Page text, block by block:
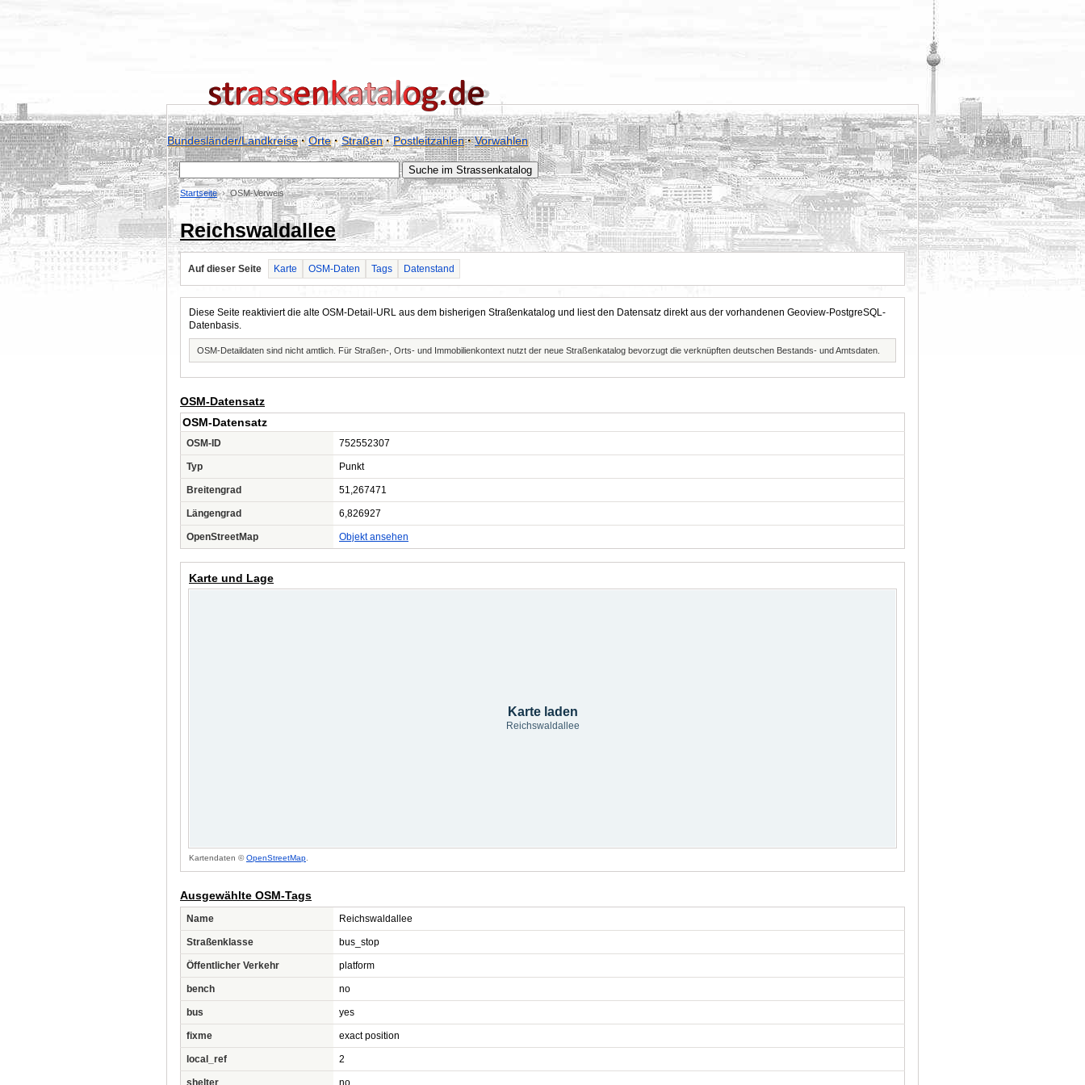
Bundesländer/Landkreise·Orte·Straßen·Postleitzahlen·Vorwahlen
Startseite OSM-Verweis
Reichswaldallee
Auf dieser Seite Karte OSM-Daten Tags Datenstand
Diese Seite reaktiviert die alte OSM-Detail-URL aus dem bisherigen Straßenkatalog und liest den Datensatz direkt aus der vorhandenen Geoview-PostgreSQL-
Datenbasis.
OSM-Detaildaten sind nicht amtlich. Für Straßen-, Orts- und Immobilienkontext nutzt der neue Straßenkatalog bevorzugt die verknüpften deutschen Bestands- und Amtsdaten.
OSM-Datensatz
OSM-Datensatz
OSM-ID 752552307
Typ Punkt
Breitengrad 51,267471
Längengrad 6,826927
OpenStreetMap Objekt ansehen
Karte und Lage
Karte laden
Reichswaldallee
Kartendaten ©OpenStreetMap
Ausgewählte OSM-Tags
Name Reichswaldallee
Straßenklasse bus_stop
Öffentlicher Verkehr platform
bench no
bus yes
fixme exact position
local_ref 2
shelter no